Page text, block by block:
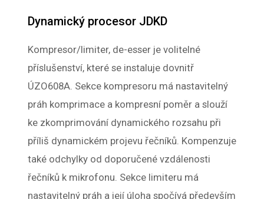
Dynamický procesor JDKD
Kompresor/limiter, de-esser je volitelné
příslušenství, které se instaluje dovnitř
ÚZO608A. Sekce kompresoru má nastavitelný
práh komprimace a kompresní poměr a slouží
ke zkomprimování dynamického rozsahu při
příliš dynamickém projevu řečníků. Kompenzuje
také odchylky od doporučené vzdálenosti
řečníků k mikrofonu. Sekce limiteru má
nastavitelný práh a její úloha spočívá především